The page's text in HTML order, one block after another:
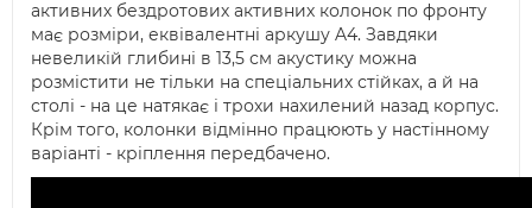
активних бездротових активних колонок по фронту
має розміри, еквівалентні аркушу A4. Завдяки
невеликій глибині в 13,5 см акустику можна
розмістити не тільки на спеціальних стійках, а й на
столі - на це натякає і трохи нахилений назад корпус.
Крім того, колонки відмінно працюють у настінному
варіанті - кріплення передбачено.